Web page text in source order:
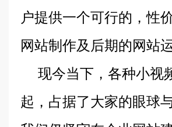
户提供一个可行的，性
网站制作及后期的网站
现今当下，各种小视
起，占据了大家的眼球